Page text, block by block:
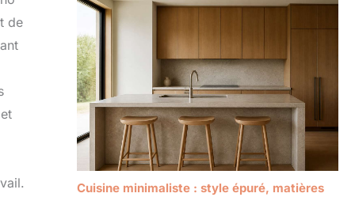
de
Cuisine minimaliste : style épuré, matières